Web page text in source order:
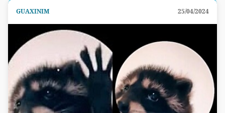
GUAXINIM 25/04/2024